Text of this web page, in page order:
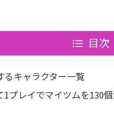
目次
るキャラクター一覧
1プレイでマイツムを130